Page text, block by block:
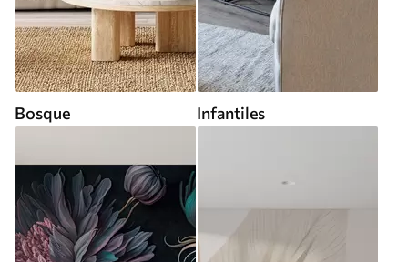
Bosque Infantiles